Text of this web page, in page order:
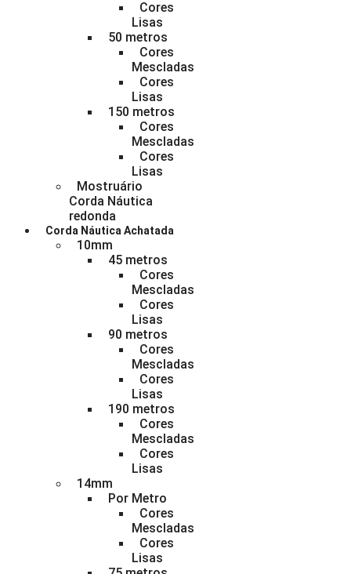
Cores
Lisas
50 metros
Cores
Mescladas
Cores
Lisas
150 metros
Cores
Mescladas
Cores
Lisas
Mostruário
Corda Náutica
redonda
Corda Náutica Achatada
10mm
45 metros
Cores
Mescladas
Cores
Lisas
90 metros
Cores
Mescladas
Cores
Lisas
190 metros
Cores
Mescladas
Cores
Lisas
14mm
Por Metro
Cores
Mescladas
Cores
Lisas